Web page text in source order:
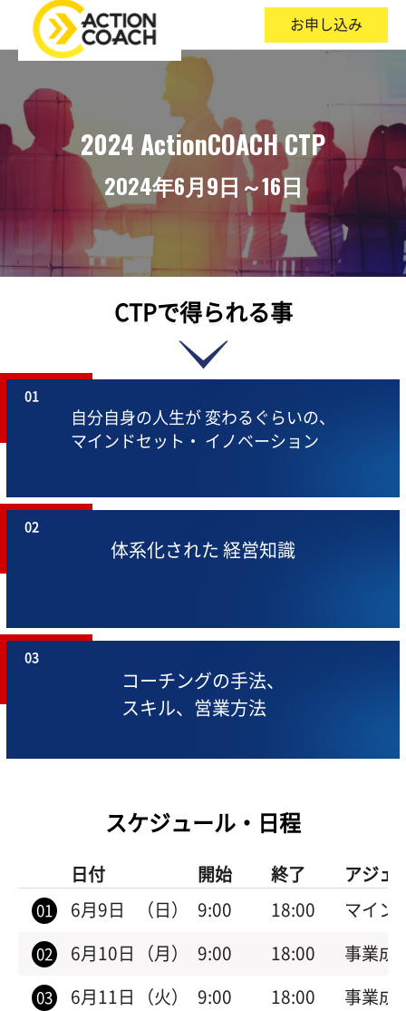
お申し込み
2024 ActionCOACH CTP
2024年6月9日～16日
CTPで得られる事
01
自分自身の人生が 変わるぐらいの、
マインドセット・
イノベーション
02
体系化された 経営知識
03
コーチングの手法、
スキル、営業方法
スケジュール・日程
日付 開始 終了 アジェ
01 6月9日 （日） 9:00 18:00 マイン
02 6月10日 （月） 9:00 18:00 事業成
03 6月11日 （火） 9:00 18:00 事業成